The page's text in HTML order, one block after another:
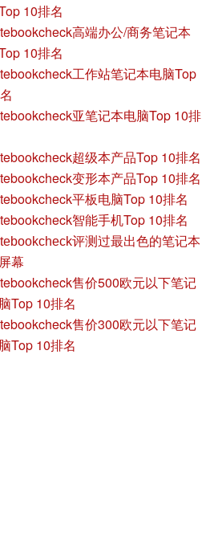
10排名
高端办公/商务笔记本
10排名
工作站笔记本电脑Top
亚笔记本电脑Top 10排
超级本产品Top 10排名
变形本产品Top 10排名
平板电脑Top 10排名
智能手机Top 10排名
评测过最出色的笔记本
幕
售价500欧元以下笔记
Top 10排名
售价300欧元以下笔记
Top 10排名